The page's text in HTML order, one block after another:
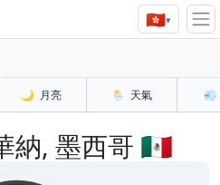
🇭🇰▾
🌙 月亮 🌦️ 天氣 💨
納, 墨西哥 🇲🇽